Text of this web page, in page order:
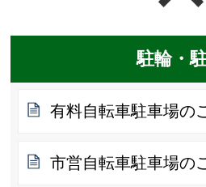
駐輪・
有料自転車駐車場の
市営自転車駐車場の